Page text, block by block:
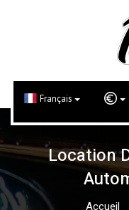
Français
Location
Accueil